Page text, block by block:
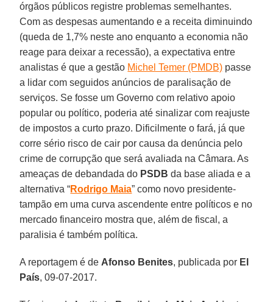
órgãos públicos registre problemas semelhantes.
Com as despesas aumentando e a receita diminuindo
(queda de 1,7% neste ano enquanto a economia não
reage para deixar a recessão), a expectativa entre
analistas é que a gestão Michel Temer (PMDB) passe
a lidar com seguidos anúncios de paralisação de
serviços. Se fosse um Governo com relativo apoio
popular ou político, poderia até sinalizar com reajuste
de impostos a curto prazo. Dificilmente o fará, já que
corre sério risco de cair por causa da denúncia pelo
crime de corrupção que será avaliada na Câmara. As
ameaças de debandada do PSDB da base aliada e a
alternativa “Rodrigo Maia” como novo presidente-
tampão em uma curva ascendente entre políticos e no
mercado financeiro mostra que, além de fiscal, a
paralisia é também política.
A reportagem é de Afonso Benites, publicada por El
País, 09-07-2017.